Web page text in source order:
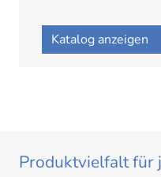
Katalog anzeigen
Produktvielfalt für